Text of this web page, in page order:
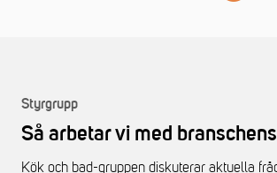
Styrgrupp
Så arbetar vi med
Kök och bad-gruppen diskuterar aktuella